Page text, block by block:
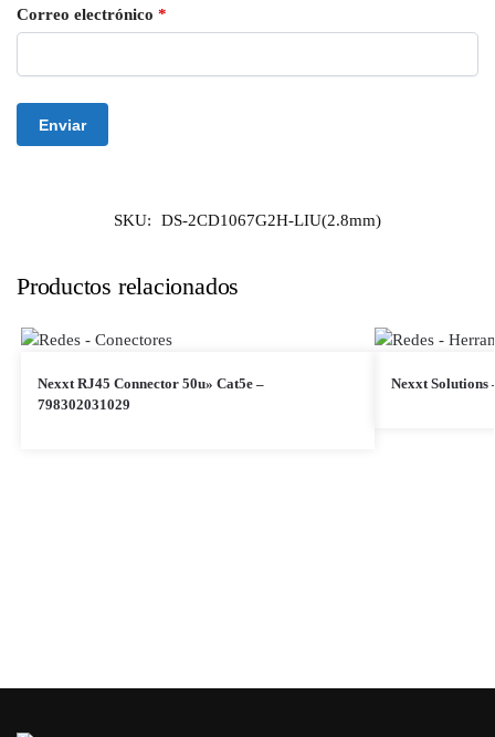
Correo electrónico *
SKU: DS-2CD1067G2H-LIU(2.8mm)
Productos relacionados
Nexxt RJ45 Connector 50u» Cat5e –
798302031029
Nexxt Solutions